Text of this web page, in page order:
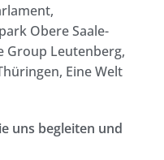
Obere Saale-
Group Leutenberg,
Eine Welt
uns begleiten und